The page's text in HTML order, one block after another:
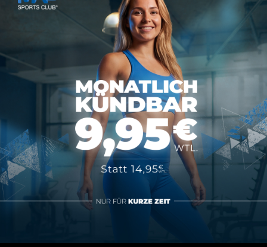
Rheinstraße 4h
55116 Mainz
hallo@map-sportsclub.de
06131 / 4872610
Informationen
AGB